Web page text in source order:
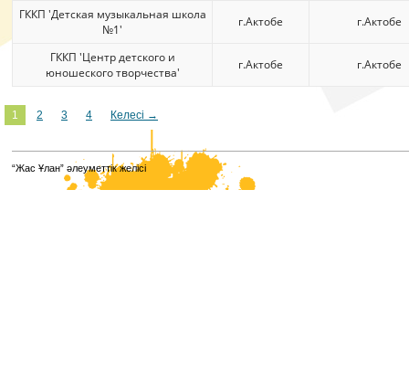
ГККП 'Детская музыкальная школа
№1'
г.Актобе г.Актобе
ГККП 'Центр детского и
юношеского творчества'
г.Актобе г.Актобе
1 2 3 4 Келесі →
“Жас Ұлан” әлеуметтік желісі